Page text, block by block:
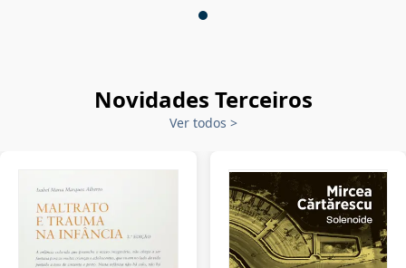
Novidades Terceiros
Ver todos >